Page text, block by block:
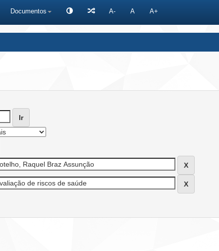
Documentos A- A A+